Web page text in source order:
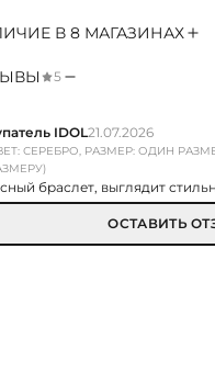
В 8 МАГАЗИНАХ
5
IDOL21.07.2026
СЕРЕБРО, РАЗМЕР: ОДИН
браслет, выглядит
ОСТАВИТЬ